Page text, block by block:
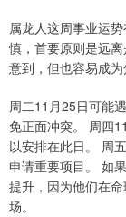
属龙人这周事业运
慎，首要原则是远
意到，但也容易成为
周二11月25日可能
免正面冲突。 周四
以安排在此日。 周
申请重要项目。 如
提升，因为他们在命
场。